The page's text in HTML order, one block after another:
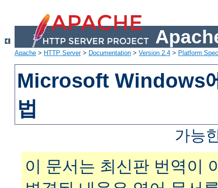
Apache > HTTP Server> Documentation > Version 2.4 > Platform
Microsoft Windows
법
가능
이 문서는 최신판 번역이